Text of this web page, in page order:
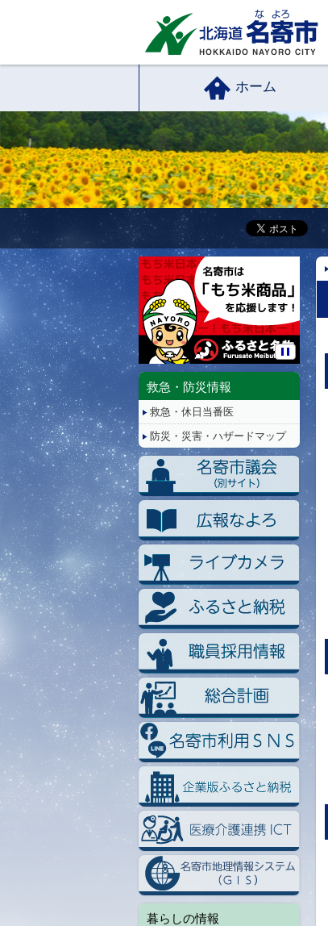
ホーム
停
再
救急・防災情報
救急・休日当番医
防災・災害・ハザードマップ
暮らしの情報